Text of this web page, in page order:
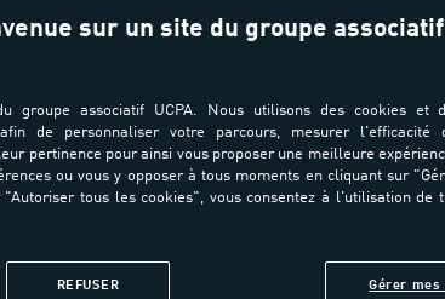
Vidéo
sur un site du groupe associatif
groupe associatif UCPA. Nous utilisons des cookies et
de personnaliser votre parcours, mesurer l'efficacité
pertinence pour ainsi vous proposer une meilleure
ou vous y opposer à tous moments en cliquant sur
tous les cookies", vous consentez à l'utilisation de
Gérer mes
REFUSER